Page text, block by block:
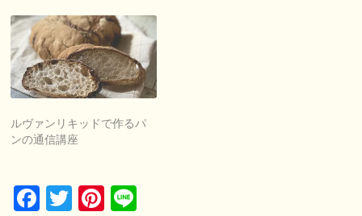
ルヴァンリキッドで作るパ
ンの通信講座
Facebook
TwitterPinterest